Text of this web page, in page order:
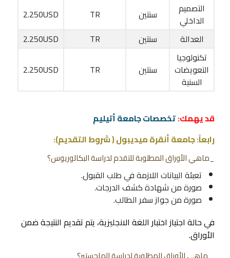
التصميم
الداخلي
سنتين TR
2.250USD
العدالة
سنتين TR
2.250USD
تكنولوجيا
التعويضات
السنية
سنتين TR
2.250USD
قد يهمك:تخصصات جامعة أتيليم
رابعاً: جامعة أنقرة ميديبول ( شروط التقديم):
_ماهي الأوراق المطلوبة للتقدم لدراسة البكالوريوس؟
تعبئة البيانات اللازمة في طلب القبول.
صورة من شهادة كشف الدرجات.
صورة من جواز سفر الطالب.
في حالة اجتياز اختبار اللغة الانجليزية، يتم تقديم النتيجة ضمن
الأوراق.